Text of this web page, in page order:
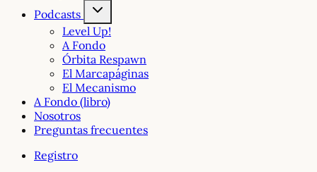
Podcasts
Level Up!
A Fondo
Órbita Respawn
El Marcapáginas
El Mecanismo
A Fondo (libro)
Nosotros
Preguntas frecuentes
Registro